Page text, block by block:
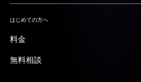
はじめての方へ
料金
無料相談